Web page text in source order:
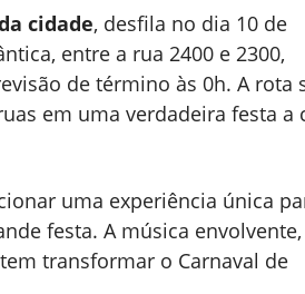
cidade, desfila no dia 10 de
entre a rua 2400 e 2300,
de término às 0h. A rota
em uma verdadeira festa a
uma experiência única
festa. A música envolvente,
transformar o Carnaval de